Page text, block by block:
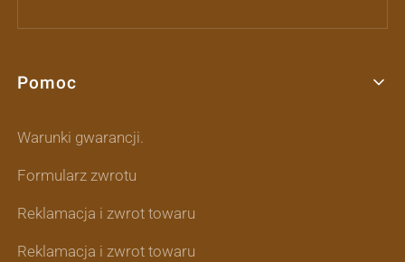
Linki w stopce
Pomoc
Warunki gwarancji.
Formularz zwrotu
Reklamacja i zwrot towaru
Reklamacja i zwrot towaru